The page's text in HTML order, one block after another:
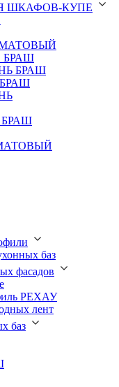
ШКАФОВ-КУПЕ
БРАШ
БРАШ
баз
фасадов
РЕХАУ
лент
баз